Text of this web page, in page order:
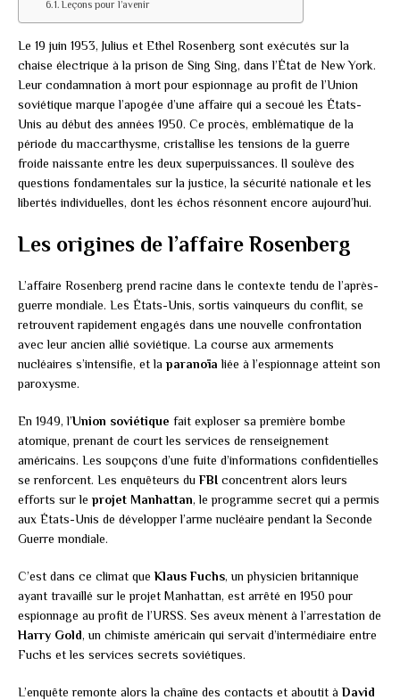
Leçons pour l’avenir
Le 19 juin 1953, Julius et Ethel Rosenberg sont exécutés sur la
chaise électrique à la prison de Sing Sing, dans l’État de New York.
Leur condamnation à mort pour espionnage au profit de l’Union
soviétique marque l’apogée d’une affaire qui a secoué les États-
Unis au début des années 1950. Ce procès, emblématique de la
période du maccarthysme, cristallise les tensions de la guerre
froide naissante entre les deux superpuissances. Il soulève des
questions fondamentales sur la justice, la sécurité nationale et les
libertés individuelles, dont les échos résonnent encore aujourd’hui.
Les origines de l’affaire Rosenberg
L’affaire Rosenberg prend racine dans le contexte tendu de l’après-
guerre mondiale. Les États-Unis, sortis vainqueurs du conflit, se
retrouvent rapidement engagés dans une nouvelle confrontation
avec leur ancien allié soviétique. La course aux armements
nucléaires s’intensifie, et la paranoïa liée à l’espionnage atteint son
paroxysme.
En 1949, l’Union soviétique fait exploser sa première bombe
atomique, prenant de court les services de renseignement
américains. Les soupçons d’une fuite d’informations confidentielles
se renforcent. Les enquêteurs du FBI concentrent alors leurs
efforts sur le projet Manhattan, le programme secret qui a permis
aux États-Unis de développer l’arme nucléaire pendant la Seconde
Guerre mondiale.
C’est dans ce climat queKlaus Fuchs, un physicien britannique
ayant travaillé sur le projet Manhattan, est arrêté en 1950 pour
espionnage au profit de l’URSS. Ses aveux mènent à l’arrestation de
Harry Gold, un chimiste américain qui servait d’intermédiaire entre
Fuchs et les services secrets soviétiques.
L’enquête remonte alors la chaîne des contacts et aboutit à David